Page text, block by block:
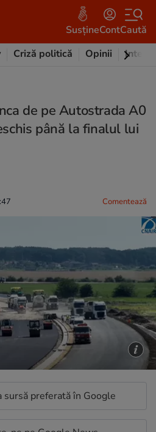
SusțineContCaută
Criză politică Opinii
de pe Autostrada A0
până la finalul lui
Comentează
sursă preferată în Google